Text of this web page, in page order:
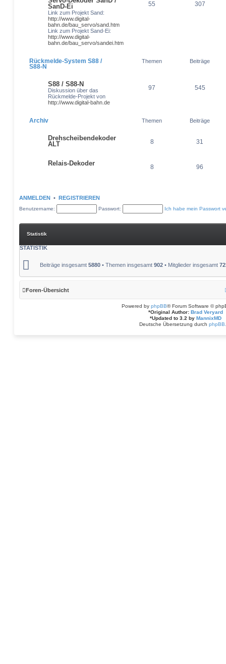
SanD-Ei
Link zum Projekt Sand:
http://www.digital-
bahn.de/bau_servo/sand.htm
Link zum Projekt Sand-Ei:
http://www.digital-
bahn.de/bau_servo/sandei.htm
55 307
Rückmelde-System S88 /
S88-N
Themen Beiträge
S88 / S88-N
Diskussion über das
Rückmelde-Projekt von
http://www.digital-bahn.de
97 545
Archiv Themen Beiträge
Drehscheibendekoder
ALT
8 31
Relais-Dekoder 8 96
ANMELDEN • REGISTRIEREN
Benutzername: Passwort: Ich habe mein Passwort
Statistik
STATISTIK
Beiträge insgesamt 5880 • Themen insgesamt 902 • Mitglieder insgesamt
Foren-Übersicht
Powered by phpBB® Forum Software ©
*Original Author: Brad Veryard
*Updated to 3.2 by MannixMD
Deutsche Übersetzung durch